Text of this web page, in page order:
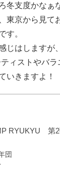
冬支度かなぁ
東京から見て
す。
じはしますが
ィストやバ
いきますよ！
RYUKYU 第2
団